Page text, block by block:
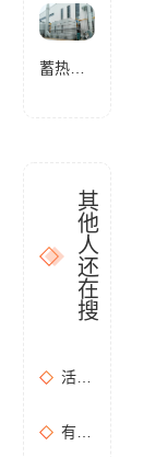
其
他
人
还
在
搜